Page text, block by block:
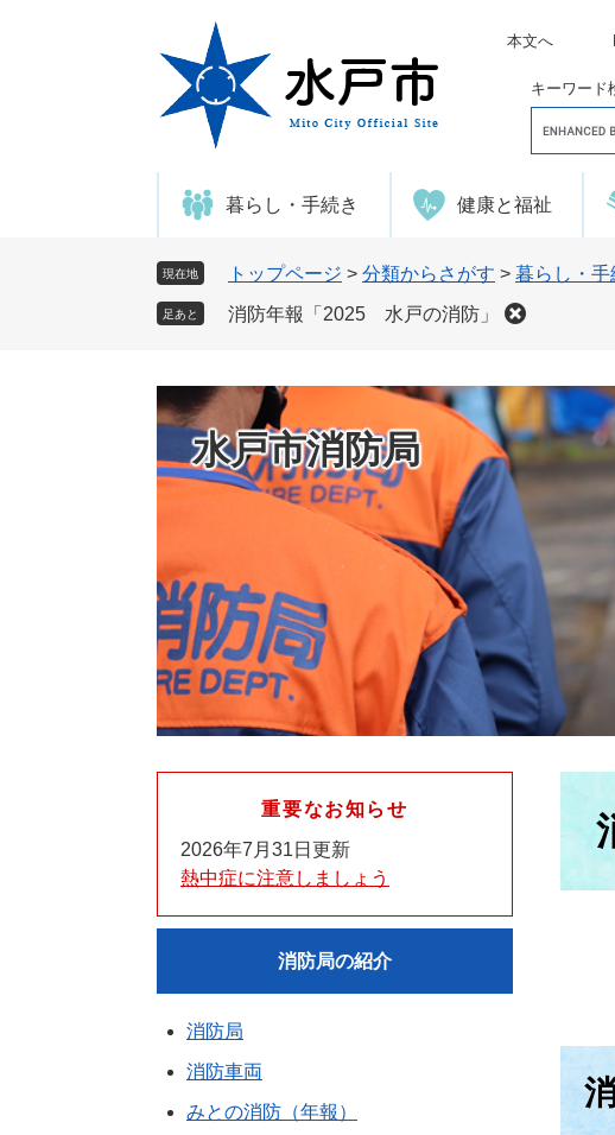
本文へ
キーワード
o
e
タ
ム
暮らし・手続き 健康と福祉
現在地 トップページ > 分類からさがす > 暮らし・手
足あと 消防年報「2025 水戸の消防」
水戸市消防局
重要なお知らせ
2026年7月31日更新
熱中症に注意しましょう
消防局の紹介
消防局
消防車両
みとの消防（年報）